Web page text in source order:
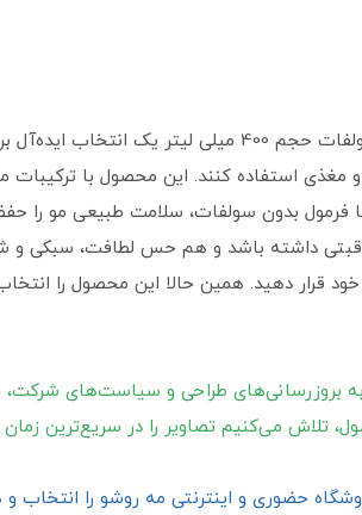
شامپو ضد ریزش مو لزور حاوی کافئین بدون
مغذی استفاده کنند. این محصول با
فرمول بدون سولفات، سلامت طبیعی مو را
داشته باشد و هم حس لطافت، سبکی و
قرار دهید. همین حالا این محصول را
بروزرسانی‌های طراحی و سیاست‌های
تلاش می‌کنیم تصاویر را در سریع‌ترین
حضوری و اینترنتی مه روشو را انتخاب و